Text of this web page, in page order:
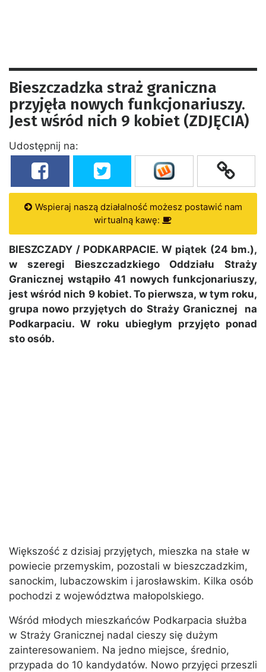
Bieszczadzka straż graniczna
przyjęła nowych funkcjonariuszy.
Jest wśród nich 9 kobiet (ZDJĘCIA)
Udostępnij na:
Wspieraj naszą działalność możesz postawić nam
wirtualną kawę:
BIESZCZADY / PODKARPACIE. W piątek (24 bm.),
w szeregi Bieszczadzkiego Oddziału Straży
Granicznej wstąpiło 41 nowych funkcjonariuszy,
jest wśród nich 9 kobiet. To pierwsza, w tym roku,
grupa nowo przyjętych do Straży Granicznej na
Podkarpaciu. W roku ubiegłym przyjęto ponad
sto osób.
Większość z dzisiaj przyjętych, mieszka na stałe w
powiecie przemyskim, pozostali w bieszczadzkim,
sanockim, lubaczowskim i jarosławskim. Kilka osób
pochodzi z województwa małopolskiego.
Wśród młodych mieszkańców Podkarpacia służba
w Straży Granicznej nadal cieszy się dużym
zainteresowaniem. Na jedno miejsce, średnio,
przypada do 10 kandydatów. Nowo przyjęci przeszli